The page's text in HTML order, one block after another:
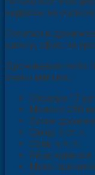
надрезы на
Сосиски в
школу, офис, на
Дрожжевое тесто
очень мягким.
Сосиски 17 шт.
Молоко 250
Сухие
Сахар 1 ст. л.
Соль ½ ч. л.
Яйцо куриное
Мука